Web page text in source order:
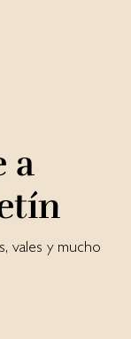
a
vales y mucho